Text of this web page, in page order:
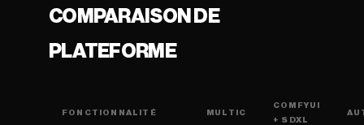
COMPARAISON DE
PLATEFORME
FONCTIONNALITÉ MULTIC
COMFYUI
+ SDXL